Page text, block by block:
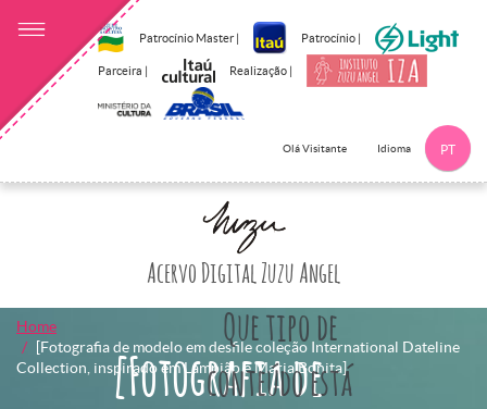
Patrocínio Master | Patrocínio |
Parceira | Realização |
Olá Visitante Idioma PT
Acervo Digital Zuzu Angel
Que tipo de
conteúdo está
Home
[Fotografia de modelo em desfile coleção International Dateline
Collection, inspirado em Lampião e Maria Bonita]
[Fotografia de